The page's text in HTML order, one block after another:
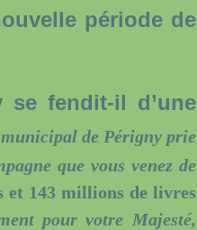
période de
fendit-il d’une
de Périgny prie
que vous venez de
et 143 millions de livres
pour votre Majesté,